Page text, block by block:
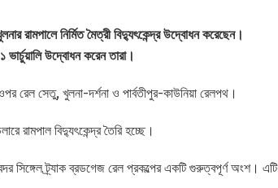
রামপালে নির্মিত মৈত্রী বিদ্যুৎকেন্দ্র উদ্বোধন করেছেন।
ভার্চুয়ালি উদ্বোধন করেন তারা।
রেল সেতু, খুলনা-দর্শনা ও পার্বতীপুর-কাউনিয়া রেলপথ।
রামপাল বিদ্যুৎকেন্দ্র তৈরি হচ্ছে।
সিঙ্গেল ট্র্যাক ব্রডগেজ রেল প্রকল্পের একটি গুরুত্বপূর্ণ অংশ। এটি